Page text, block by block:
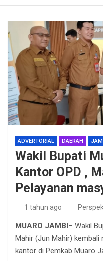
ADVERTORIAL DAERAH
Wakil Bupati
Kantor OPD ,
Pelayanan
1 tahun ago
MUARO JAMBI – Wakil
Mahir (Jun Mahir) kembali
kantor di Pemkab Muaro